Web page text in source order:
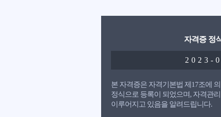
자격증 정
2023-
본 자격증은 자격기본법 제17조에
정식으로 등록이 되었으며, 자격관
이루어지고 있음을 알려드립니다.